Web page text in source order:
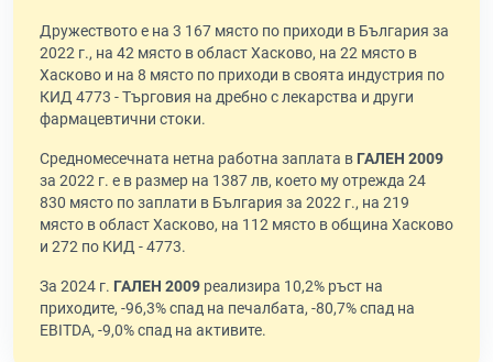
Дружеството е на 3 167 място по приходи в България за
2022 г., на 42 място в област Хасково, на 22 място в
Хасково и на 8 място по приходи в своята индустрия по
КИД 4773 - Търговия на дребно с лекарства и други
фармацевтични стоки.
Средномесечната нетна работна заплата в ГАЛЕН 2009
за 2022 г. е в размер на 1387 лв, което му отрежда 24
830 място по заплати в България за 2022 г., на 219
място в област Хасково, на 112 място в община Хасково
и 272 по КИД - 4773.
За 2024 г. ГАЛЕН 2009 реализира 10,2% ръст на
приходите, -96,3% спад на печалбата, -80,7% спад на
EBITDA, -9,0% спад на активите.